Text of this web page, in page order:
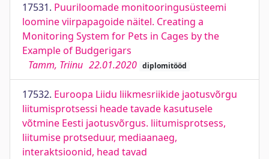
17531. Puuriloomade monitooringusüsteemi
loomine viirpapagoide näitel. Creating a
Monitoring System for Pets in Cages by the
Example of Budgerigars
Tamm, Triinu 22.01.2020 diplomitööd
17532. Euroopa Liidu liikmesriikide jaotusvõrgu
liitumisprotsessi heade tavade kasutusele
võtmine Eesti jaotusvõrgus. liitumisprotsess,
liitumise protseduur, mediaanaeg,
interaktsioonid, head tavad